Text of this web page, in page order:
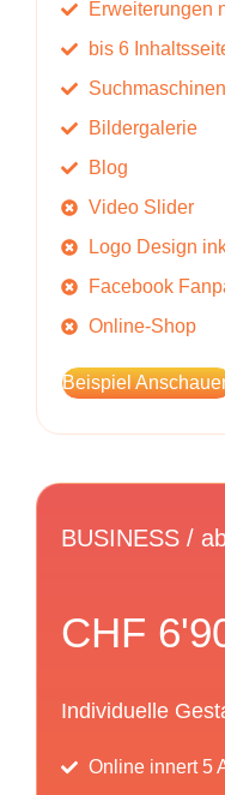
Erweiterungen
bis 6
Bildergalerie
Blog
Video Slider
Logo Design
Facebook
Online-Shop
Beispiel
BUSINESS /
CHF
Individuelle
Online innert 5